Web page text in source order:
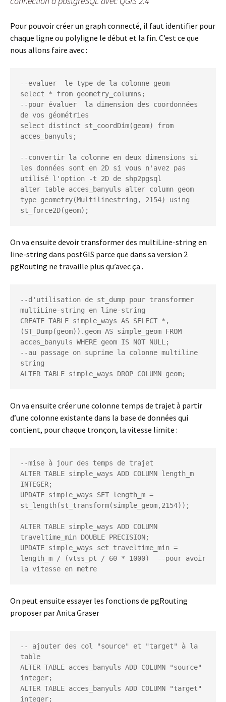
Pour pouvoir créer un graph connecté, il faut identifier pour
chaque ligne ou polyligne le début et la fin. C’est ce que
nous allons faire avec :
--evaluer  le type de la colonne geom
select * from geometry_columns;
--pour évaluer  la dimension des coordonnées
de vos géométries
select distinct st_coordDim(geom) from
acces_banyuls;
--convertir la colonne en deux dimensions si
les données sont en 2D si vous n'avez pas
utilisé l'option -t 2D de shp2pgsql
alter table acces_banyuls alter column geom
type geometry(Multilinestring, 2154) using
st_force2D(geom);
On va ensuite devoir transformer des multiLine-string en
line-string dans postGIS parce que dans sa version 2
pgRouting ne travaille plus qu’avec ça .
--d'utilisation de st_dump pour transformer
multiLine-string en line-string
CREATE TABLE simple_ways AS SELECT *,
(ST_Dump(geom)).geom AS simple_geom FROM
acces_banyuls WHERE geom IS NOT NULL;
--au passage on suprime la colonne multiline
string
ALTER TABLE simple_ways DROP COLUMN geom;
On va ensuite créer une colonne temps de trajet à partir
d’une colonne existante dans la base de données qui
contient, pour chaque tronçon, la vitesse limite :
--mise à jour des temps de trajet
ALTER TABLE simple_ways ADD COLUMN length_m
INTEGER;
UPDATE simple_ways SET length_m =
st_length(st_transform(simple_geom,2154));
ALTER TABLE simple_ways ADD COLUMN
traveltime_min DOUBLE PRECISION;
UPDATE simple_ways set traveltime_min =
length_m / (vtss_pt / 60 * 1000)  --pour avoir
la vitesse en metre
On peut ensuite essayer les fonctions de pgRouting
proposer par Anita Graser
-- ajouter des col "source" et "target" à la
table
ALTER TABLE acces_banyuls ADD COLUMN "source"
integer;
ALTER TABLE acces_banyuls ADD COLUMN "target"
integer;